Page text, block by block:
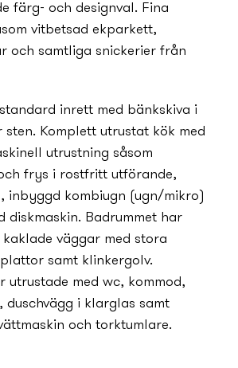
färg- och designval. Fina
vitbetsad ekparkett,
och samtliga snickerier från
inrett med bänkskiva i
sten. Komplett utrustat kök med
utrustning såsom
frys i rostfritt utförande,
inbyggd kombiugn (ugn/mikro)
diskmaskin. Badrummet har
väggar med stora
samt klinkergolv.
utrustade med wc, kommod,
duschvägg i klarglas samt
och torktumlare.